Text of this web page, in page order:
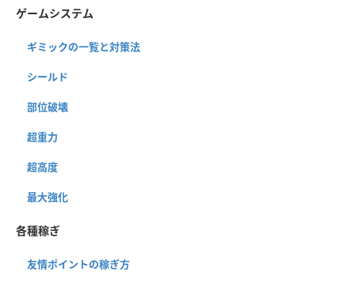
ゲームシステム
ギミックの一覧と対策法
シールド
部位破壊
超重力
超高度
最大強化
各種稼ぎ
友情ポイントの稼ぎ方